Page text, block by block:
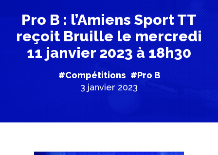
Pro B : l’Amiens Sport TT
reçoit Bruille le mercredi
11 janvier 2023 à 18h30
#Compétitions #Pro B
3 janvier 2023